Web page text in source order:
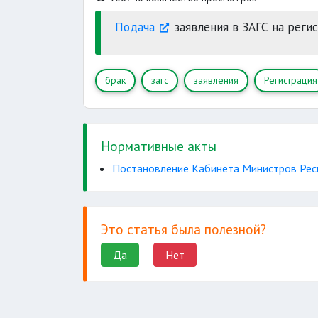
Подача заявления в ЗАГС на
брак загс заявления Регистрация
Нормативные акты
Постановление Кабинета Министров
Это статья была полезной?
Да Нет